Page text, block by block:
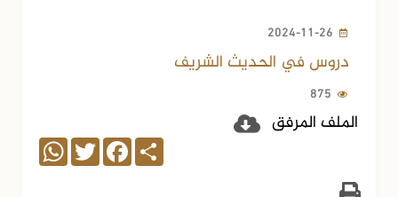
2024-11-26
دروس في الحديث الشريف
875
الملف المرفق
Share
Facebook
Twitter
WhatsApp